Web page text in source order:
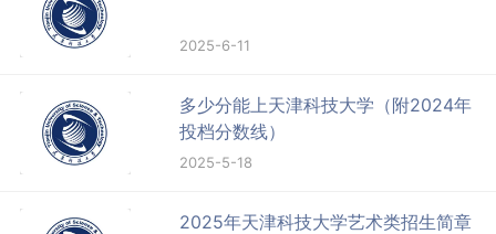
2025-6-11
多少分能上天津科技大学（附2024年
投档分数线）
2025-5-18
2025年天津科技大学艺术类招生简章